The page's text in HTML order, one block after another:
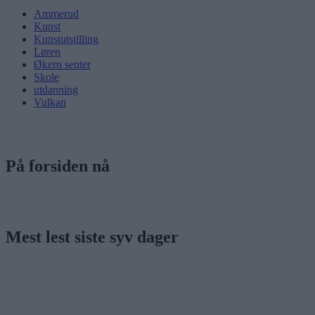
Ammerud
Kunst
Kunstutstilling
Løren
Økern senter
Skole
utdanning
Vulkan
På forsiden nå
Mest lest siste syv dager